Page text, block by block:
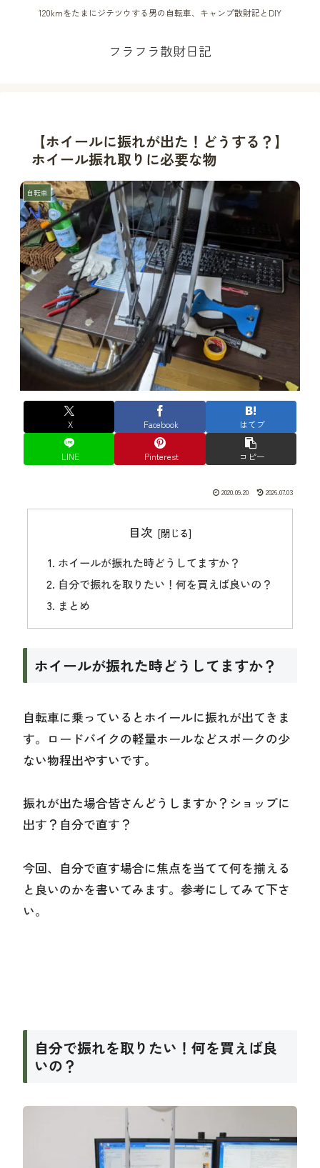
120kmをたまにジテツウする男の自転車、キャンプ散財記とDIY
フラフラ散財日記
【ホイールに振れが出た！どうする？】
ホイール振れ取りに必要な物
自転車
X Facebook はてブ
LINE Pinterest コピー
2020.09.20 2026.07.03
目次
ホイールが振れた時どうしてますか？
自分で振れを取りたい！何を買えば良いの？
まとめ
ホイールが振れた時どうしてますか？
自転車に乗っているとホイールに振れが出てきま
す。ロードバイクの軽量ホールなどスポークの少
ない物程出やすいです。
振れが出た場合皆さんどうしますか？ショップに
出す？自分で直す？
今回、自分で直す場合に焦点を当てて何を揃える
と良いのかを書いてみます。参考にしてみて下さ
い。
自分で振れを取りたい！何を買えば良
いの？